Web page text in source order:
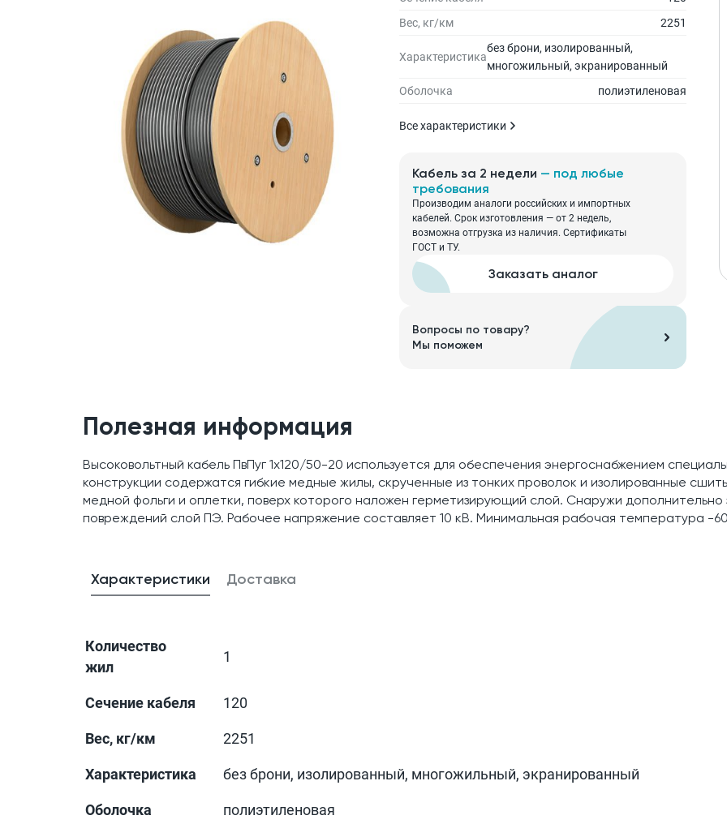
Вес, кг/км
2251
Характеристика
без брони, изолированный,
многожильный, экранированный
Оболочка
полиэтиленовая
Все характеристики
Кабель за 2 недели — под любые
требования
Производим аналоги российских и импортных
кабелей. Срок изготовления — от 2 недель,
возможна отгрузка из наличия. Сертификаты
ГОСТ и ТУ.
Заказать аналог
Вопросы по товару?
Мы поможем
Полезная информация
Высоковольтный кабель ПвПуг 1x120/50-20 используется для обеспечения энергоснабжением
конструкции содержатся гибкие медные жилы, скрученные из тонких проволок и изолированные
медной фольги и оплетки, поверх которого наложен герметизирующий слой. Снаружи
повреждений слой ПЭ. Рабочее напряжение составляет 10 кВ. Минимальная рабочая температура -
Характеристики Доставка
Количество
жил
1
Сечение кабеля 120
Вес, кг/км 2251
Характеристика без брони, изолированный, многожильный, экранированный
Оболочка полиэтиленовая